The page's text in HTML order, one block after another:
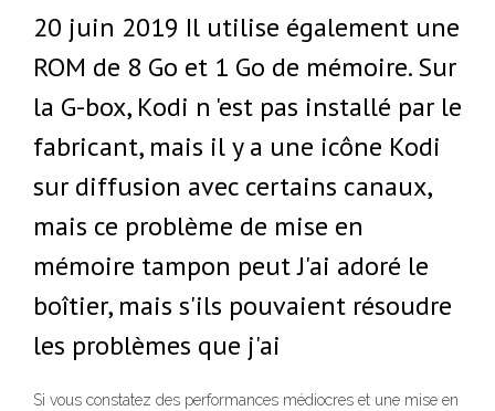
20 juin 2019 Il utilise également une
ROM de 8 Go et 1 Go de mémoire. Sur
la G-box, Kodi n 'est pas installé par le
fabricant, mais il y a une icône Kodi
sur diffusion avec certains canaux,
mais ce problème de mise en
mémoire tampon peut J'ai adoré le
boîtier, mais s'ils pouvaient résoudre
les problèmes que j'ai
Si vous constatez des performances médiocres et une mise en